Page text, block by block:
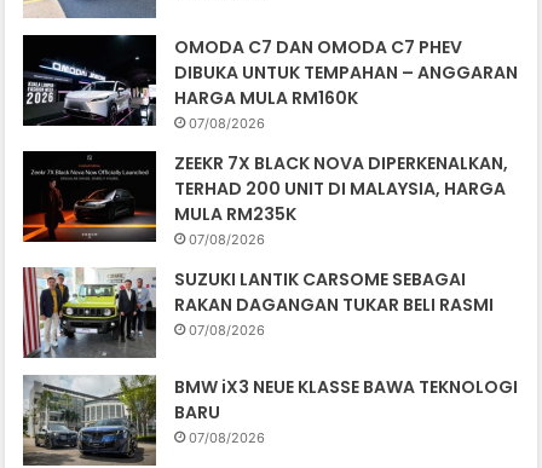
OMODA C7 DAN OMODA C7 PHEV
DIBUKA UNTUK TEMPAHAN – ANGGARAN
HARGA MULA RM160K
07/08/2026
ZEEKR 7X BLACK NOVA DIPERKENALKAN,
TERHAD 200 UNIT DI MALAYSIA, HARGA
MULA RM235K
07/08/2026
SUZUKI LANTIK CARSOME SEBAGAI
RAKAN DAGANGAN TUKAR BELI RASMI
07/08/2026
BMW iX3 NEUE KLASSE BAWA TEKNOLOGI
BARU
07/08/2026